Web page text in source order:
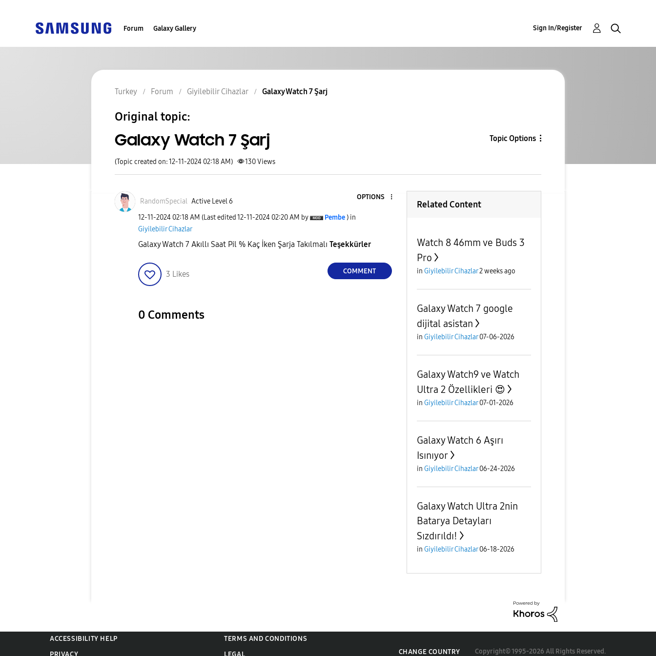
Forum Galaxy Gallery Sign In/Register
Turkey Forum Giyilebilir Cihazlar Galaxy Watch 7 Şarj
Original topic:
Galaxy Watch 7 Şarj Topic Options
(Topic created on: 12-11-2024 02:18 AM) 130Views
RandomSpecial Active Level 6
OPTIONS
‎12-11-2024 02:18 AM (Last edited ‎12-11-2024 02:20 AM by Pembe ) in
Giyilebilir Cihazlar
Galaxy Watch 7 Akıllı Saat Pil % Kaç İken Şarja Takılmalı Teşekkürler
3 Likes COMMENT
0 Comments
Related Content
Watch 8 46mm ve Buds 3
Pro
in Giyilebilir Cihazlar2 weeks ago
Galaxy Watch 7 google
dijital asistan
in Giyilebilir Cihazlar 07-06-2026
Galaxy Watch9 ve Watch
Ultra 2 Özellikleri 😍
in Giyilebilir Cihazlar 07-01-2026
Galaxy Watch 6 Aşırı
Isınıyor
in Giyilebilir Cihazlar 06-24-2026
Galaxy Watch Ultra 2nin
Batarya Detayları
Sızdırıldı!
in Giyilebilir Cihazlar 06-18-2026
ACCESSIBILITY HELP
TERMS AND CONDITIONS
CHANGE COUNTRY Copyright© 1995-2026 All Rights Reserved.